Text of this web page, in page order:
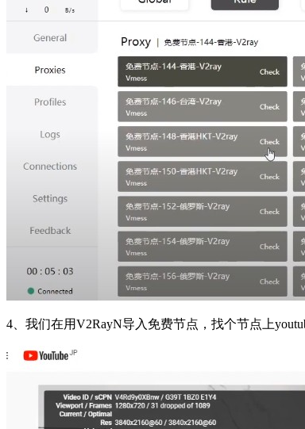
4、我们在用V2RayN导入免费节点，找个节点上